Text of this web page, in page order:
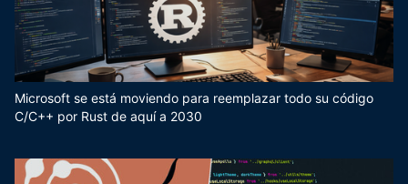
Microsoft se está moviendo para reemplazar todo su código
C/C++ por Rust de aquí a 2030